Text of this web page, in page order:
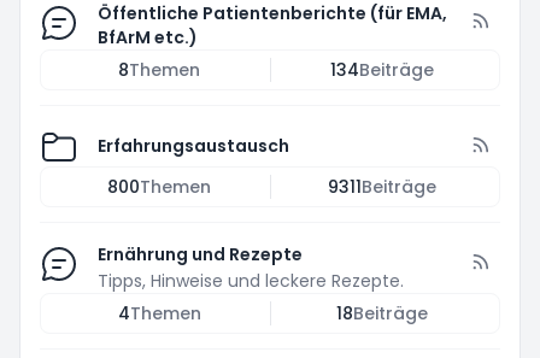
Öffentliche Patientenberichte (für EMA,
BfArM etc.)
8Themen 134Beiträge
Erfahrungsaustausch
800Themen 9311Beiträge
Ernährung und Rezepte
Tipps, Hinweise und leckere Rezepte.
4Themen 18Beiträge